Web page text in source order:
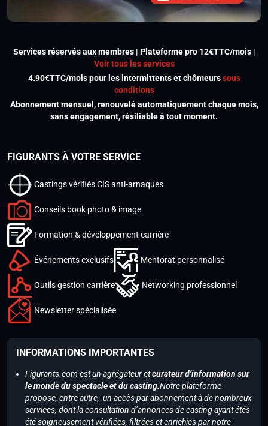
Services réservés aux membres | Plateforme pro 12€TTC/mois |
Voir tous les services
4.90€TTC/mois pour les intermittents et chômeurssous
conditions
Abonnement mensuel, renouvelé automatiquement chaque mois,
sans engagement, résiliable à tout moment.
FIGURANTS À VOTRE SERVICE
Castings vérifiés CIS anti-arnaques
Conseils book photo & image
Formation & développement carrière
Événements exclusifs Mentorat personnalisé
Outils gestion carrière Networking professionnel
Newsletter spécialisée
INFORMATIONS IMPORTANTES
Figurants.com est un agrégateur etcurateur d’information sur
le monde du spectacle et du casting.Notre plateforme
propose, entre autre, un accès par abonnement à de nombreux
services, dont la consultation d’annonces de casting ayant étés
été soigneusement vérifiées, filtrées et enrichies par notre